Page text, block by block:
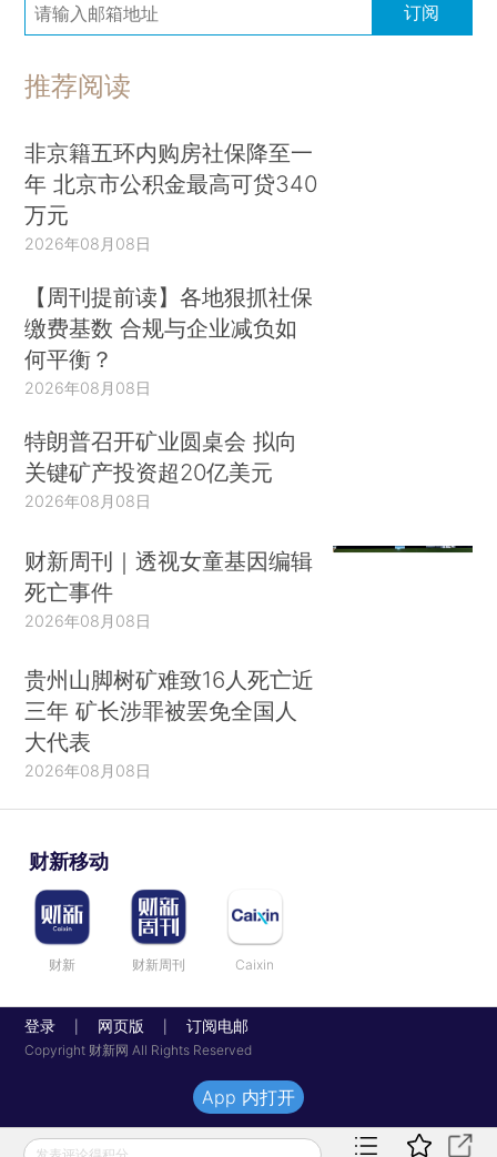
订阅
推荐阅读
非京籍五环内购房社保降至一
年 北京市公积金最高可贷340
万元
2026年08月08日
【周刊提前读】各地狠抓社保
缴费基数 合规与企业减负如
何平衡？
2026年08月08日
特朗普召开矿业圆桌会 拟向
关键矿产投资超20亿美元
2026年08月08日
财新周刊｜透视女童基因编辑
死亡事件
2026年08月08日
贵州山脚树矿难致16人死亡近
三年 矿长涉罪被罢免全国人
大代表
2026年08月08日
财新移动
财新 财新周刊 Caixin
登录 网页版 订阅电邮
Copyright 财新网 All Rights Reserved
发表评论得积分
App 内打开